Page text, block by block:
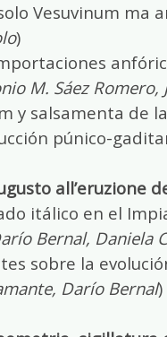
Vesuvinum ma
)
M. Sáez Romero,
y salsamenta de
púnico-
all’eruzione
itálico en el
Bernal, Daniela
sobre la
Darío Bernal)